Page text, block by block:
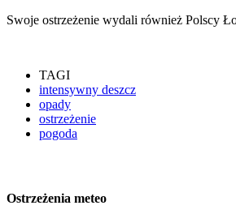
Swoje ostrzeżenie wydali również Polscy
TAGI
intensywny deszcz
opady
ostrzeżenie
pogoda
Ostrzeżenia meteo